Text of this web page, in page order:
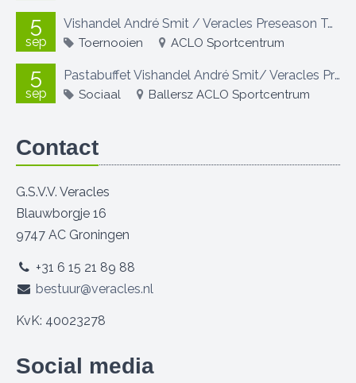
5
sep
Vishandel André Smit / Veracles Preseason Toernooi
Toernooien ACLO Sportcentrum
5
sep
Pastabuffet Vishandel André Smit/ Veracles Preseason Toernooi
Sociaal Ballersz ACLO Sportcentrum
Contact
G.S.V.V. Veracles
Blauwborgje 16
9747 AC Groningen
+31 6 15 21 89 88
bestuur@veracles.nl
KvK: 40023278
Social media